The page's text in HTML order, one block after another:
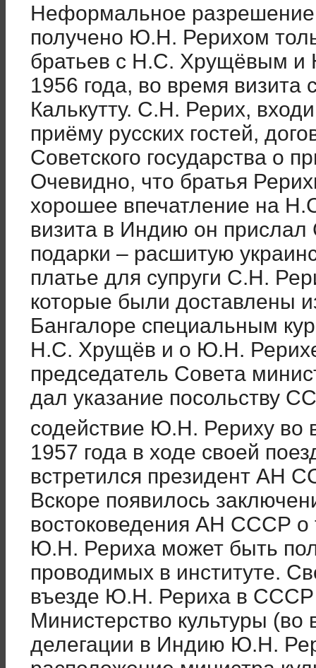
Неформальное разрешение
получено Ю.Н. Рерихом
братьев с Н.С. Хрущёвым и
1956 года, во время визита
Калькутту. С.Н. Рерих,
приёму русских гостей,
Советского государства о
Очевидно, что братья
хорошее впечатление на
визита в Индию он
подарки – расшитую
платье для супруги С.Н.
которые были доставлены
Бангалоре специальным
Н.С. Хрущёв и о Ю.Н.
председатель Совета
дал указание посольству
содействие Ю.Н. Рериху во
1957 года в ходе своей
встретился президент АН
Вскоре появилось
востоковедения АН СССР о
Ю.Н. Рериха может быть
проводимых в институте.
въезде Ю.Н. Рериха в СССР
Министерство культуры (во
делегации в Индию Ю.Н.